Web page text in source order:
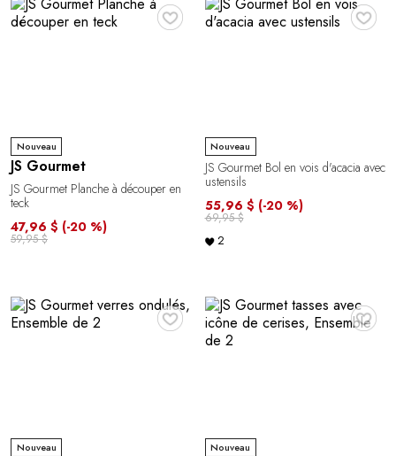
♥
Nouveau
JS Gourmet
JS Gourmet Planche à découper en
teck
47,96 $ (-20 %)
59,95 $
♥
Nouveau
JS Gourmet Bol en vois d'acacia avec
ustensils
55,96 $ (-20 %)
69,95 $
2
♥
Nouveau
♥
Nouveau